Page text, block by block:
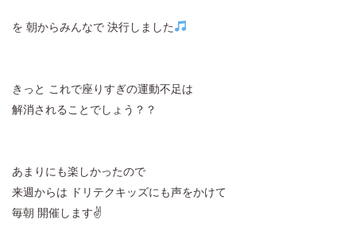
を 朝からみんなで 決行しました
きっと これで座りすぎの運動不足は
解消されることでしょう？？
あまりにも楽しかったので
来週からは ドリテクキッズにも声をかけて
毎朝 開催します✌